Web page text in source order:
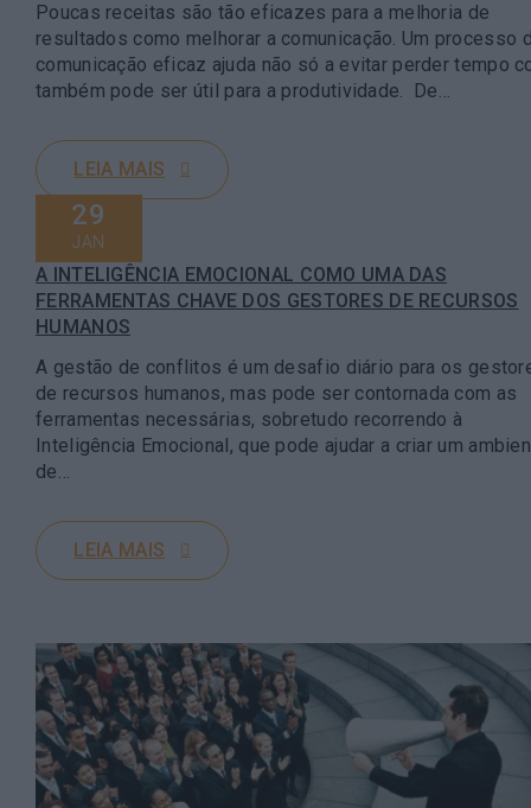
Poucas receitas são tão eficazes para a melhoria de
resultados como melhorar a comunicação. Um processo
comunicação eficaz ajuda não só a evitar perder tempo
também pode ser útil para a produtividade. De…
LEIA MAIS
29
JAN
A INTELIGÊNCIA EMOCIONAL COMO UMA DAS
FERRAMENTAS CHAVE DOS GESTORES DE RECURSOS
HUMANOS
A gestão de conflitos é um desafio diário para os
de recursos humanos, mas pode ser contornada com as
ferramentas necessárias, sobretudo recorrendo à
Inteligência Emocional, que pode ajudar a criar um
de…
LEIA MAIS